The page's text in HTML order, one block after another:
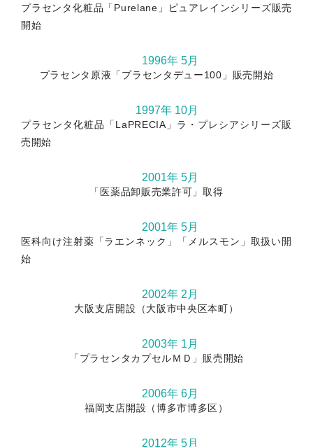
プラセンタ化粧品「Purelane」ピュアレインシリーズ販売
開始
1996年 5月
プラセンタ原液「プラセンタデュー100」販売開始
1997年 10月
プラセンタ化粧品「LaPRECIA」ラ・プレシアシリーズ販
売開始
2001年 5月
「医薬品卸販売業許可」取得
2001年 5月
医科向け注射薬「ラエンネック」「メルスモン」取扱い開
始
2002年 2月
大阪支店開設（大阪市中央区本町）
2003年 1月
「プラセンタカプセルＭＤ」販売開始
2006年 6月
福岡支店開設（博多市博多区）
2012年 5月